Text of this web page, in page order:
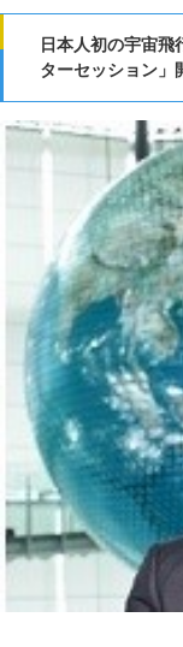
日本人初の宇宙飛
ターセッション」